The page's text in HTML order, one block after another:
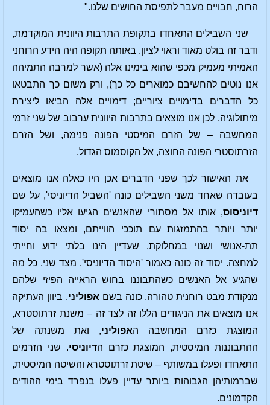
הרוח, חבויים מעבר לתפיסת החושים שלנו."
שני השבילים התאחדו בתקופת התרבות היוונית המוקדמת,
ודבר זה בולט מאוד וראוי לציון. באותה תקופה היה הידע הרוחני
האמיתי מעמיק מכפי שהוא בימינו אלה (אשר למרבה התמיהה
אנו נוטים להחשיבם כמוארים כל כך), ורק משום כך התבטאו
כל הדברים בדימויים ציוריים; דימויים אלה הביאו ליצירת
מיתולוגיה. לכן אנו מוצאים בתרבות היוונית ערבוב של שני זרמי
המחשבה – של הזרם המיסטי הפונה פנימה, ושל הזרם
הזרתוסטרי הפונה החוצה, אל הקוסמוס הגדול.
את האישור לכך שפני הדברים אכן היו כאלה אנו מוצאים
בעובדה שאחד משני השבילים כונה 'השביל הדיוניסי', על שם
דיוניסוס, אותו אל מסתורי שהאנשים הגיעו אליו כשהעמיקו
יותר ויותר בהתמזגות עם תוככי הווייתם, ומצאו בה יסוד
תת-אנושי ושנוי במחלוקת, שעדיין הינו בלתי ידוע וחייתי
למחצה. יסוד זה כונה כאמור 'היסוד הדיוניסי'. מצד שני, כל מה
שהגיע אל האנשים כשהתבוננו בחוש הראייה הפיזי שלהם
מנקודת מבט רוחנית טהורה, כונה בשם אפוליני. ביוון העתיקה
אנו מוצאים את הניגודים הללו זה לצד זה – משנת זרתוסטרא,
המוצגת כזרם המחשבה האפוליני, ואת משנתה של
ההתבוננות המיסטית, המוצגת כזרם הדיוניסי. שני הזרמים
התאחדו ופעלו במשותף – שיטת זרתוסטרא והשיטה המיסטית,
שברמותיהן הגבוהות ביותר עדיין פעלו בנפרד בימי ההודים
הקדמונים.